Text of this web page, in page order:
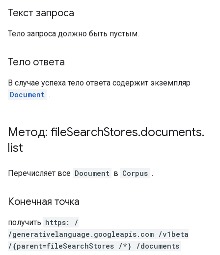
Текст запроса
Тело запроса должно быть пустым.
Тело ответа
В случае успеха тело ответа содержит экземпляр
Document .
Метод: fileSearchStores.documents.
list
Перечисляет все Document в Corpus .
Конечная точка
получить https: /
/generativelanguage.googleapis.com /v1beta
/{parent=fileSearchStores /*} /documents